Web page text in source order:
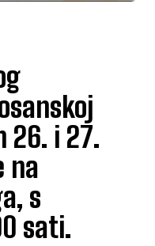
26. i 27.
na
s
sati.